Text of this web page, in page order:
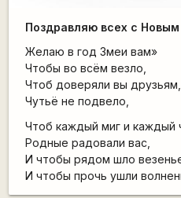
Поздравляю всех с Новым
Желаю в год Змеи вам»
Чтобы во всём везло,
Чтоб доверяли вы друзьям,
Чутьё не подвело,
Чтоб каждый миг и каждый
Родные радовали вас,
И чтобы рядом шло
И чтобы прочь ушли